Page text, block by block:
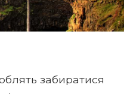
забиратися